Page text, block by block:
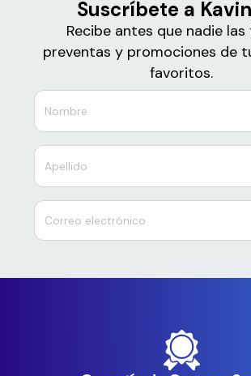
Suscríbete a
Recibe antes que nadie las
preventas y promociones de
favoritos.